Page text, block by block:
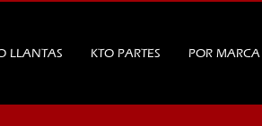
LLANTAS KTO PARTES POR MARCA